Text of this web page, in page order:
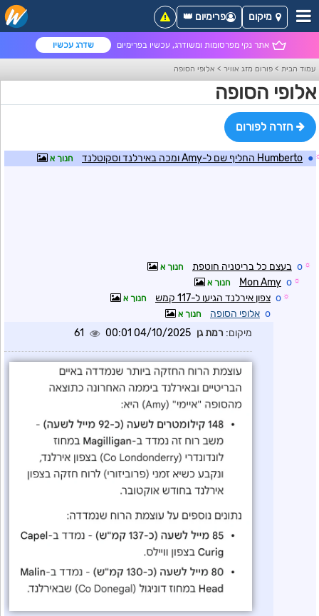
אתר נקי מפרסומות ומשודרג, עכשיו בפרימיום שדרג עכשיו
מיקום פרימיום 👑
עמוד הבית > פורום מזג אוויר > אלופי הסופה
אלופי הסופה
חזרה לפורום
● Humberto החליף שם ל-Amy ומכה באירלנד וסקוטלנד חנוך א
☼
o בעצם כל בריטניה חוטפת חנוך א
☼
o
Mon Amy חנוך א
☼
o צפון אירלנד הגיעו ל-117 קמש חנוך א
o אלופי הסופה חנוך א
מיקום: רמת גן 04/10/2025 00:01
61